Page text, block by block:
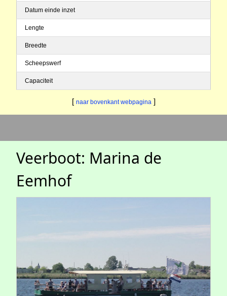
Datum einde inzet
Lengte
Breedte
Scheepswerf
Capaciteit
[ naar bovenkant webpagina ]
Veerboot: Marina de
Eemhof